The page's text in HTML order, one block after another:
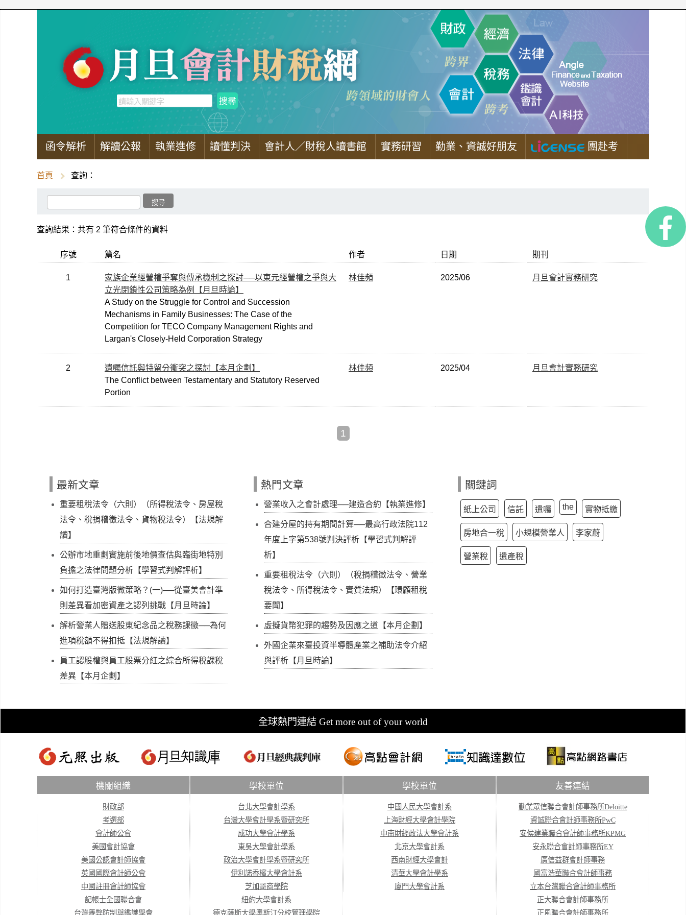
函令解析 解讀公報 執業進修 讀懂判決 會計人／財稅人讀書館 實務研習 勤業、資誠好朋友 團赴考
首頁 查詢：
查詢結果：共有 2 筆符合條件的資料
序號 篇名 作者 日期 期刊
1
家族企業經營權爭奪與傳承機制之探討──以東元經營權之爭與大
立光閉鎖性公司策略為例【月旦時論】
A Study on the Struggle for Control and Succession
Mechanisms in Family Businesses: The Case of the
Competition for TECO Company Management Rights and
Largan's Closely-Held Corporation Strategy
林佳頻 2025/06 月旦會計實務研究
2
遺囑信託與特留分衝突之探討【本月企劃】
The Conflict between Testamentary and Statutory Reserved
Portion
林佳頻 2025/04 月旦會計實務研究
1
最新文章
重要租稅法令（六則）（所得稅法令、房屋稅
法令、稅捐稽徵法令、貨物稅法令）【法規解
讀】
公辦市地重劃實施前後地價查估與臨街地特別
負擔之法律問題分析【學習式判解評析】
如何打造臺灣版微策略？(一)──從臺美會計準
則差異看加密資產之認列挑戰【月旦時論】
解析營業人贈送股東紀念品之稅務課徵──為何
進項稅額不得扣抵【法規解讀】
員工認股權與員工股票分紅之綜合所得稅課稅
差異【本月企劃】
熱門文章
營業收入之會計處理──建造合約【執業進修】
合建分屋的持有期間計算──最高行政法院112
年度上字第538號判決評析【學習式判解評
析】
重要租稅法令（六則）（稅捐稽徵法令、營業
稅法令、所得稅法令、實質法規）【環顧租稅
要聞】
虛擬貨幣犯罪的趨勢及因應之道【本月企劃】
外國企業來臺投資半導體產業之補助法令介紹
與評析【月旦時論】
關鍵詞
紙上公司 信託 遺囑 the 實物抵繳
房地合一稅 小規模營業人 李家蔚
營業稅 遺產稅
全球熱門連結 Get more out of your world
機關組織
財政部
考選部
會計師公會
美國會計協會
美國公認會計師協會
英國國際會計師公會
中國註冊會計師協會
記帳士全國聯合會
台灣舞弊防制與鑑識學會
學校單位
台北大學會計學系
台灣大學會計學系暨研究所
成功大學會計學系
東吳大學會計學系
政治大學會計學系暨研究所
伊利諾香檳大學會計系
芝加哥商學院
紐約大學會計系
德克薩斯大學奧斯汀分校管理學院
學校單位
中國人民大學會計系
上海財經大學會計學院
中南財經政法大學會計系
北京大學會計系
西南財經大學會計
清華大學會計學系
廈門大學會計系
友善連結
勤業眾信聯合會計師事務所Deloitte
資誠聯合會計師事務所PwC
安侯建業聯合會計師事務所KPMG
安永聯合會計師事務所EY
廣信益群會計師事務
國富浩華聯合會計師事務
立本台灣聯合會計師事務所
正大聯合會計師事務所
正風聯合會計師事務所